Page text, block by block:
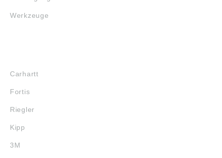
Werkzeuge
Carhartt
Fortis
Riegler
Kipp
3M